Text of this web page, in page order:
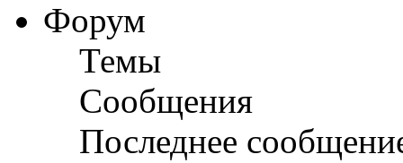
Форум
Темы
Сообщения
Последнее